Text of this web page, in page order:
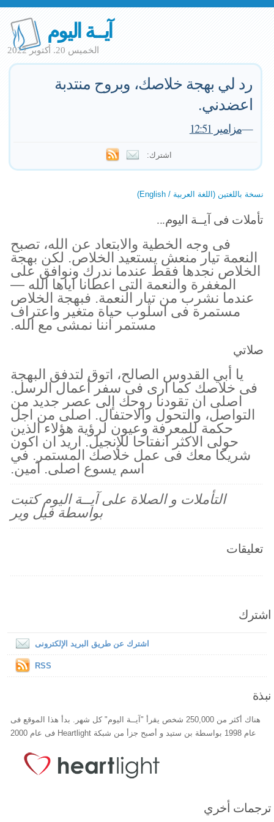
آيــة اليوم
الخميس 20. أكتوبر 2022
رد لي بهجة خلاصك، وبروح منتدبة
اعضدني.
—مزامير 12:51
اشترك:
نسخة باللغتين (اللغة العربية / English)
تأملات فى آيــة اليوم...
فى وجه الخطية والابتعاد عن الله، تصبح
النعمة تيار منعش يستعيد الخلاص. لكن بهجة
الخلاص نجدها فقط عندما ندرك ونوافق على
المغفرة والنعمة التى اعطانا اياها الله —
عندما نشرب من تيار النعمة. فبهجة الخلاص
مستمرة فى اسلوب حياة متغير واعتراف
مستمر اننا نمشى مع الله.
صلاتي
يا أبي القدوس الصالح، اتوق لتدفق البهجة
فى خلاصك كما ارى فى سفر أعمال الرسل.
اصلى ان تقودنا روحك إلى عصر جديد من
التواصل، والتحول والاحتفال. اصلى من اجل
حكمة للمعرفة وعيون لرؤية هؤلاء الذين
حولى الاكثر انفتاحا للإنجيل. اريد ان اكون
شريكا معك فى عمل خلاصك المستمر. في
اسم يسوع اصلى. آمين.
التأملات و الصلاة على آيــة اليوم كتبت
بواسطة فيل وير
تعليقات
اشترك
اشترك عن طريق البريد الإلكترونى
RSS
نبذة
هناك أكثر من 250,000 شخص يقرأ "آيــة اليوم" كل شهر. بدأ هذا الموقع فى
عام 1998 بواسطة بن ستيد و أصبح جزأ من شبكة Heartlight فى عام 2000
ترجمات أخري